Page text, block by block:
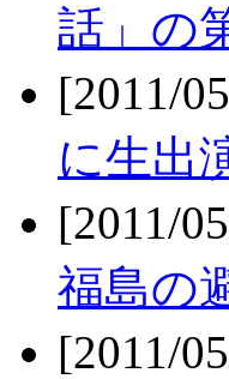
話」の
[2011/
に生出
[2011/
福島の
[2011/